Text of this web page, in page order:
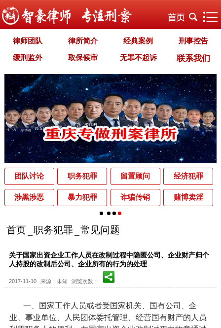
律师团队 律所简介 经典案例 刑事控告
缓刑监外 取保候审 无罪不起诉 联系我们
职务犯罪 经济犯罪 毒品犯罪 罪名专题
智豪文化 自首立功 首席律师致辞 智豪视野
刑罚种类 刑事法规 犯罪释义 刑事知识
法律援助 刑事资讯 刑事文书 案件动态
辩护词集 常见问题 办理中的案件 业务范围
为什么选择智豪 办案机关 中国法律讲堂 辨别伪专业
罪名解析库 网站地图
团队讨论 职务犯罪 留置顾问 经济犯罪
涉黑涉恶 暴力犯罪 诈骗传销 赌博卖淫
首页 职务犯罪 常见问题
关于国家出资企业工作人员在改制过程中隐匿公司、企业财产归个
人持股的改制后公司、企业所有的行为的处理
2017-11-10 来源：未知 浏览次数：
一、国家工作人员或者受国家机关、国有公司、企
业、事业单位、人民团体委托管理、经营国有财产的人员